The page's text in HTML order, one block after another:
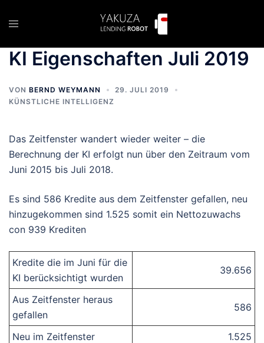
InhaltMenü
KI Eigenschaften Juli 2019
VON BERND WEYMANN
29. JULI 2019
KÜNSTLICHE INTELLIGENZ
Das Zeitfenster wandert wieder weiter – die
Berechnung der KI erfolgt nun über den Zeitraum vom
Juni 2015 bis Juli 2018.
Es sind 586 Kredite aus dem Zeitfenster gefallen, neu
hinzugekommen sind 1.525 somit ein Nettozuwachs
con 939 Krediten
Kredite die im Juni für die
KI berücksichtigt wurden
39.656
Aus Zeitfenster heraus
gefallen
586
Neu im Zeitfenster
1.525